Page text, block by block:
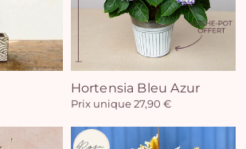
Hortensia Bleu Azur
Prix unique 27,90 €